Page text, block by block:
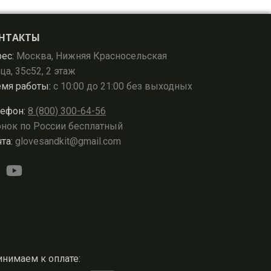
Москва, Нижняя Красносельская
35с52, 2 этаж
работы: с 10:00 до 21:00 без выходных
8 (800) 300-64-56
по России бесплатный
glovesandkit@gmail.com
к оплате: